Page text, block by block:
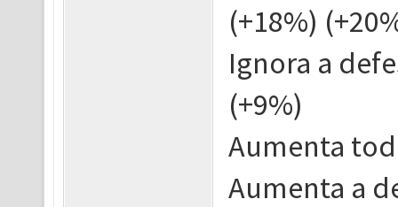
(+18%)
Ignora a
(+9%)
Aumenta
Aumenta a